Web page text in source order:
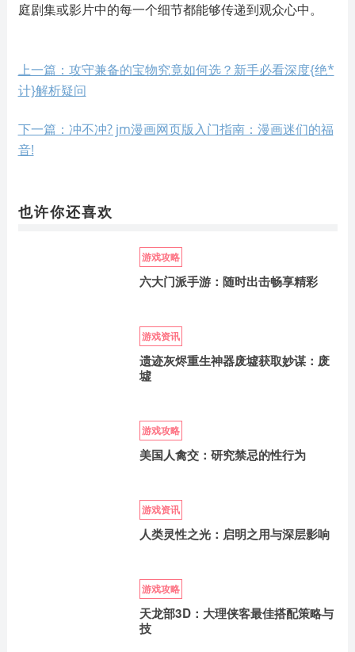
庭剧集或影片中的每一个细节都能够传递到观众心中。
上一篇：攻守兼备的宝物究竟如何选？新手必看深度{绝*
计}解析疑问
下一篇：冲不冲? jm漫画网页版入门指南：漫画迷们的福
音!
也许你还喜欢
游戏攻略
六大门派手游：随时出击畅享精彩
游戏资讯
遗迹灰烬重生神器废墟获取妙谋：废
墟
游戏攻略
美国人禽交：研究禁忌的性行为
游戏资讯
人类灵性之光：启明之用与深层影响
游戏攻略
天龙部3D：大理侠客最佳搭配策略与
技